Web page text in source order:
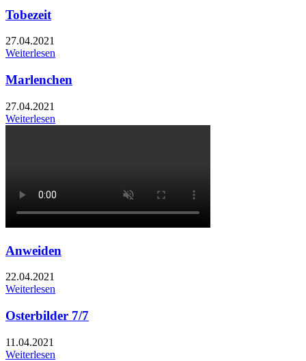
Tobezeit
27.04.2021
Weiterlesen
Marlenchen
27.04.2021
Weiterlesen
Anweiden
22.04.2021
Weiterlesen
Osterbilder 7/7
11.04.2021
Weiterlesen